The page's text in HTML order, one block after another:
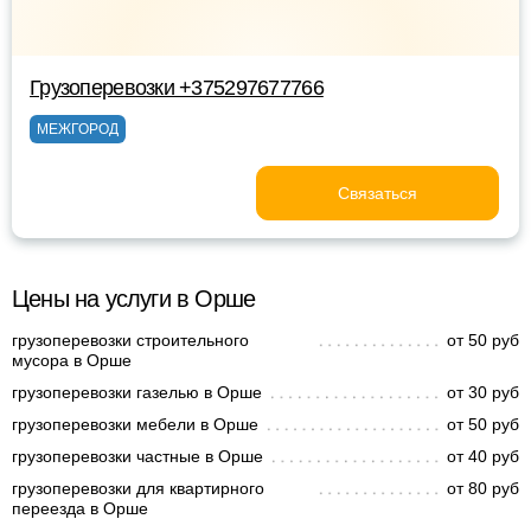
Грузоперевозки +375297677766
МЕЖГОРОД
Связаться
Цены на услуги в Орше
грузоперевозки строительного
мусора в Орше
от 50 руб
грузоперевозки газелью в Орше
от 30 руб
грузоперевозки мебели в Орше
от 50 руб
грузоперевозки частные в Орше
от 40 руб
грузоперевозки для квартирного
переезда в Орше
от 80 руб